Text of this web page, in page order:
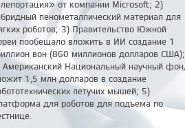
от компании Microsoft; 2)
пенометаллический материал для
роботов; 3) Правительство Южной
пообещало вложить в ИИ создание 1
вон (860 миллионов долларов США);
Американский Национальный научный
1,5 млн долларов в создание
летучих мышей; 5)
для роботов для подъема по